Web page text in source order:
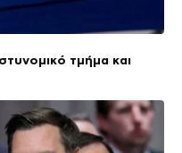
τμήμα και